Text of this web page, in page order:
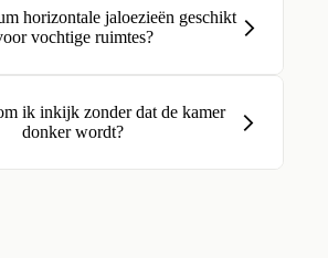
horizontale jaloezieën geschikt
vochtige ruimtes?
ik inkijk zonder dat de kamer
donker wordt?